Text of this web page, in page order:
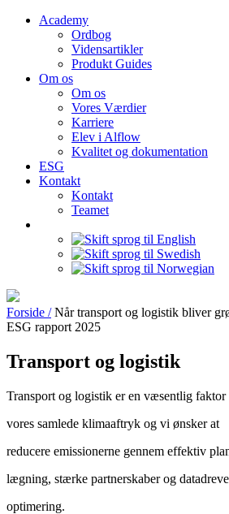
Academy
Ordbog
Vidensartikler
Produkt Guides
Om os
Om os
Vores Værdier
Karriere
Elev i Alflow
Kvalitet og dokumentation
ESG
Kontakt
Kontakt
Teamet
Forside / Når transport og logistik bliver
ESG rapport 2025
Transport og logistik
Transport og logistik er en væsentlig faktor
vores samlede klimaaftryk og vi ønsker at
reducere emissionerne gennem effektiv
lægning, stærke partnerskaber og
optimering.